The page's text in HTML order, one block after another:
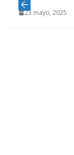
mayo, 2025